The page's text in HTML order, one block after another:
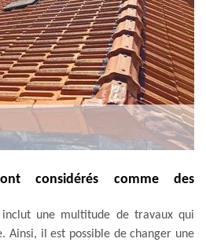
considérés comme des
une multitude de travaux qui
Ainsi, il est possible de changer une